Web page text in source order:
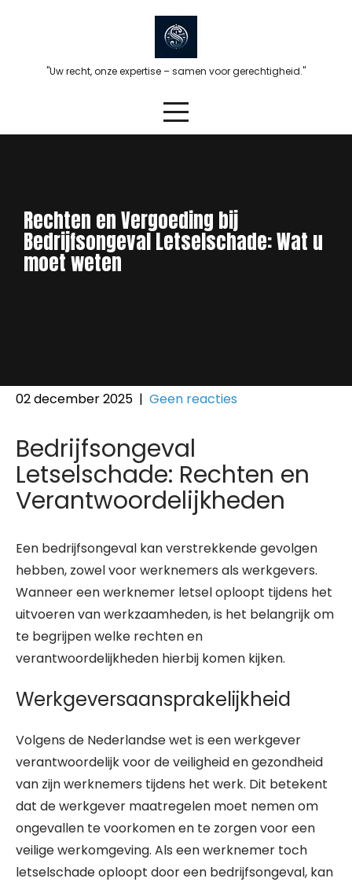
"Uw recht, onze expertise – samen voor gerechtigheid."
Rechten en Vergoeding bij
Bedrijfsongeval Letselschade: Wat u
moet weten
02 december 2025 | Geen reacties
Bedrijfsongeval
Letselschade: Rechten en
Verantwoordelijkheden
Een bedrijfsongeval kan verstrekkende gevolgen
hebben, zowel voor werknemers als werkgevers.
Wanneer een werknemer letsel oploopt tijdens het
uitvoeren van werkzaamheden, is het belangrijk om
te begrijpen welke rechten en
verantwoordelijkheden hierbij komen kijken.
Werkgeversaansprakelijkheid
Volgens de Nederlandse wet is een werkgever
verantwoordelijk voor de veiligheid en gezondheid
van zijn werknemers tijdens het werk. Dit betekent
dat de werkgever maatregelen moet nemen om
ongevallen te voorkomen en te zorgen voor een
veilige werkomgeving. Als een werknemer toch
letselschade oploopt door een bedrijfsongeval, kan